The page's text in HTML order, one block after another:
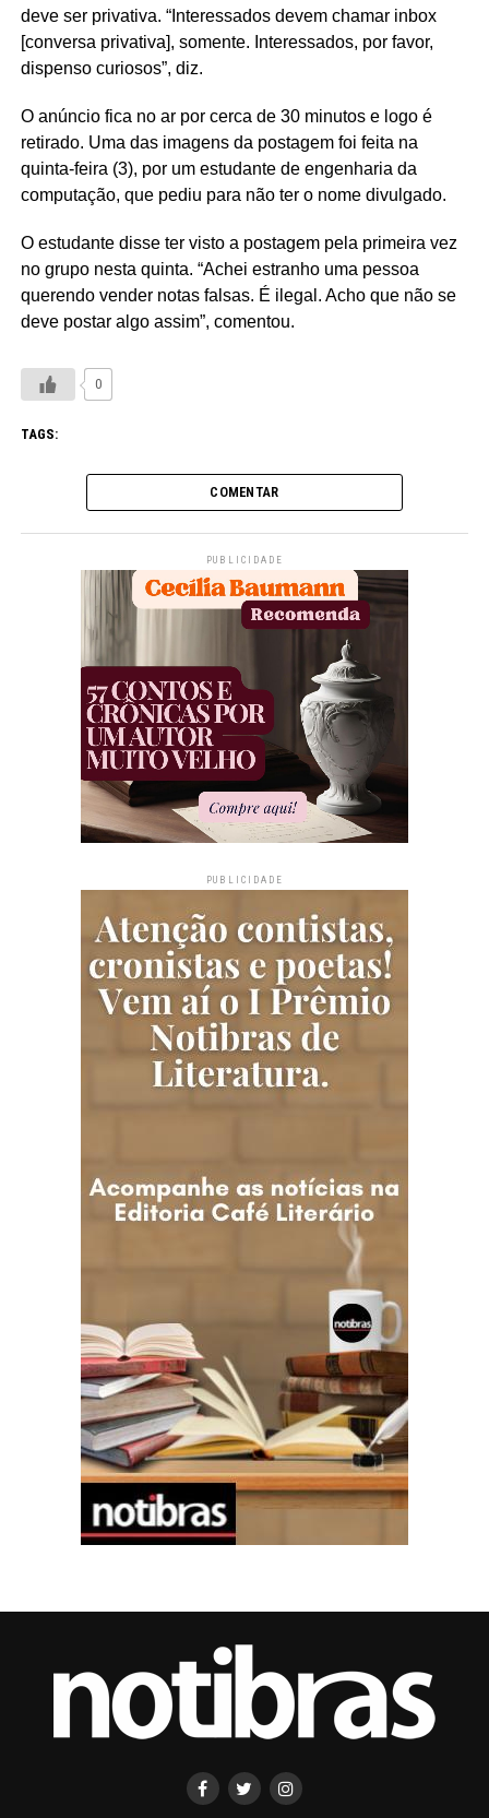
deve ser privativa. “Interessados devem chamar inbox
[conversa privativa], somente. Interessados, por favor,
dispenso curiosos”, diz.
O anúncio fica no ar por cerca de 30 minutos e logo é
retirado. Uma das imagens da postagem foi feita na
quinta-feira (3), por um estudante de engenharia da
computação, que pediu para não ter o nome divulgado.
O estudante disse ter visto a postagem pela primeira vez
no grupo nesta quinta. “Achei estranho uma pessoa
querendo vender notas falsas. É ilegal. Acho que não se
deve postar algo assim”, comentou.
0
TAGS:
COMENTAR
PUBLICIDADE
PUBLICIDADE